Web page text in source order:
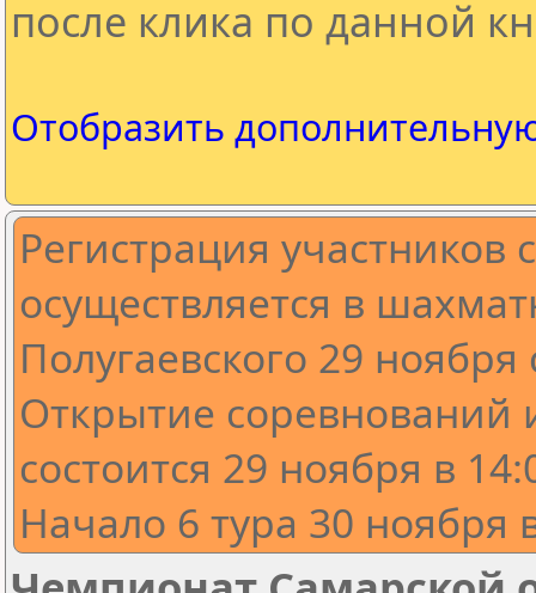
после клика по данной
Отобразить
Регистрация участников
осуществляется в
Полугаевского 29 ноября
Открытие соревнований
состоится 29 ноября в
Начало 6 тура 30 ноября